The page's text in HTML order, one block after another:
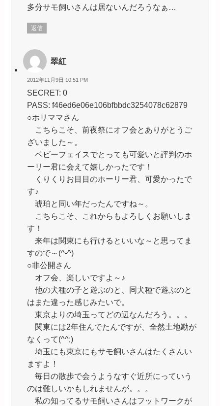
多分サモ飼いさんは居ないんだろうなぁ…
返信
翠紅
2012年11月9日 10:51 PM
SECRET: 0
PASS: f46ed6e06e106bfbbdc3254078c62879
○ホリママさん
こちらこそ、前夜祭にオフ会とありがとうご
ざいました～。
ベビーフェイスでとっても可愛いと評判のホ
ーリー君に会えて嬉しかったです！
くりくりお目目のホーリー君、可愛かったで
す♪
琥珀と同い年だったんですね～。
こちらこそ、これからもよろしくお願いしま
す！
来年は関東にも行けるといいな～と思ってま
すので～(^-^)
○非公開さん
オフ会、楽しいですよ～♪
他の犬種の子と遊ぶのと、同犬種で遊ぶのと
はまた違った感じみたいで。
東京よりの埼玉ってどの辺なんだろう。。。
関東には2年住んでたんですが、全然土地勘が
なくって(^^;)
埼玉にも東京にもサモ飼いさんはたくさんい
ますよ！
毎日の散歩で会うようなすぐ近所にっていう
のは難しいかもしれませんが。。。
私の知ってるサモ飼いさんはフットワークが